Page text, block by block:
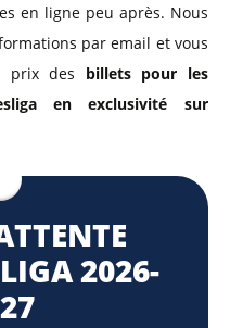
en ligne peu après. Nous
par email et vous
prix des billets pour les
en exclusivité sur
2026-